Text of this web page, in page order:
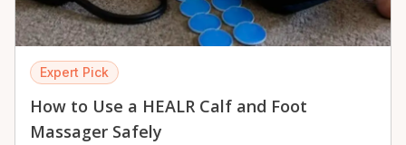
Expert Pick
How to Use a HEALR Calf and Foot
Massager Safely